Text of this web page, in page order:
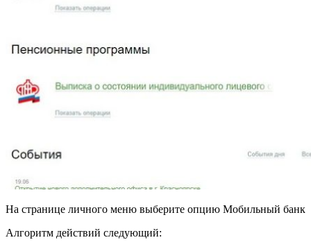
На странице личного меню выберите опцию Мобильный банк
Алгоритм действий следующий: